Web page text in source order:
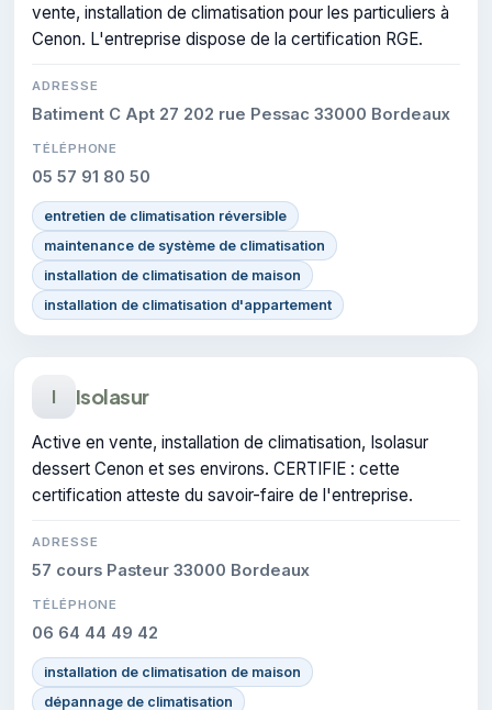
vente, installation de climatisation pour les particuliers à
Cenon. L'entreprise dispose de la certification RGE.
ADRESSE
Batiment C Apt 27 202 rue Pessac 33000 Bordeaux
TÉLÉPHONE
05 57 91 80 50
entretien de climatisation réversible
maintenance de système de climatisation
installation de climatisation de maison
installation de climatisation d'appartement
I Isolasur
Active en vente, installation de climatisation, Isolasur
dessert Cenon et ses environs. CERTIFIE : cette
certification atteste du savoir-faire de l'entreprise.
ADRESSE
57 cours Pasteur 33000 Bordeaux
TÉLÉPHONE
06 64 44 49 42
installation de climatisation de maison
dépannage de climatisation